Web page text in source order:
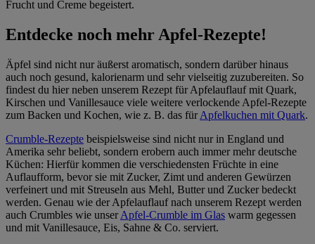
Frucht und Creme begeistert.
Entdecke noch mehr Apfel-Rezepte!
Äpfel sind nicht nur äußerst aromatisch, sondern darüber hinaus
auch noch gesund, kalorienarm und sehr vielseitig zuzubereiten. So
findest du hier neben unserem Rezept für Apfelauflauf mit Quark,
Kirschen und Vanillesauce viele weitere verlockende Apfel-Rezepte
zum Backen und Kochen, wie z. B. das fürApfelkuchen mit Quark.
Crumble-Rezepte beispielsweise sind nicht nur in England und
Amerika sehr beliebt, sondern erobern auch immer mehr deutsche
Küchen: Hierfür kommen die verschiedensten Früchte in eine
Auflaufform, bevor sie mit Zucker, Zimt und anderen Gewürzen
verfeinert und mit Streuseln aus Mehl, Butter und Zucker bedeckt
werden. Genau wie der Apfelauflauf nach unserem Rezept werden
auch Crumbles wie unserApfel-Crumble im Glas warm gegessen
und mit Vanillesauce, Eis, Sahne & Co. serviert.